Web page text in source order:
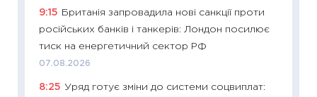
9:15
Британія запровадила нові санкції проти
російських банків і танкерів: Лондон посилює
тиск на енергетичний сектор РФ
07.08.2026
8:25 Уряд готує зміни до системи соцвиплат: